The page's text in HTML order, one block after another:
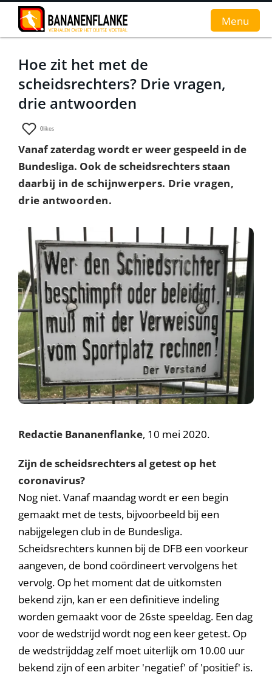
Home
Nieuws
Interviews
Groundhopverhalen
De fans
Achtergrond
Menu
Hoe zit het met de
scheidsrechters? Drie vragen,
drie antwoorden
0likes
Vanaf zaterdag wordt er weer gespeeld in de
Bundesliga. Ook de scheidsrechters staan
daarbij in de schijnwerpers. Drie vragen,
drie antwoorden.
Redactie Bananenflanke, 10 mei 2020.
Zijn de scheidsrechters al getest op het
coronavirus?
Nog niet. Vanaf maandag wordt er een begin
gemaakt met de tests, bijvoorbeeld bij een
nabijgelegen club in de Bundesliga.
Scheidsrechters kunnen bij de DFB een voorkeur
aangeven, de bond coördineert vervolgens het
vervolg. Op het moment dat de uitkomsten
bekend zijn, kan er een definitieve indeling
worden gemaakt voor de 26ste speeldag. Een dag
voor de wedstrijd wordt nog een keer getest. Op
de wedstrijddag zelf moet uiterlijk om 10.00 uur
bekend zijn of een arbiter 'negatief' of 'positief' is.